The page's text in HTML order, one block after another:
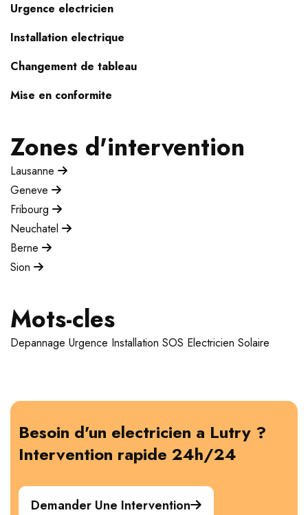
Urgence electricien
Installation electrique
Changement de tableau
Mise en conformite
Zones d'intervention
Lausanne
Geneve
Fribourg
Neuchatel
Berne
Sion
Mots-cles
Depannage Urgence Installation SOS Electricien Solaire
Besoin d'un electricien a Lutry ?
Intervention rapide 24h/24
Demander Une Intervention